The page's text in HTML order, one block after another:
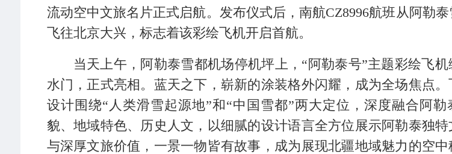
流动空中文旅名片正式启航。发布仪式后，南航CZ8996航班从阿勒
飞往北京大兴，标志着该彩绘飞机开启首航。
当天上午，阿勒泰雪都机场停机坪上，“阿勒泰号”主题彩绘飞机
水门，正式亮相。蓝天之下，崭新的涂装格外闪耀，成为全场焦点。
设计围绕“人类滑雪起源地”和“中国雪都”两大定位，深度融合阿勒
貌、地域特色、历史人文，以细腻的设计语言全方位展示阿勒泰独特
与深厚文旅价值，一景一物皆有故事，成为展现北疆地域魅力的空